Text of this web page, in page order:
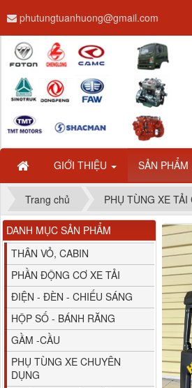
GIỚI THIỆU SẢN PHẨM
phutungtuanhuong@gmail.com
Trang chủ PHỤ TÙNG XE TẢI
DANH MỤC SẢN PHẨM
THÂN VỎ, CABIN
PHẦN ĐỘNG CƠ XE TẢI
ĐIỆN - ĐÈN - CHIẾU SÁNG
HỘP SỐ - BÁNH RĂNG
GẦM -CẦU
PHỤ TÙNG XE CHUYÊN
DỤNG
Dây ga CAMC H08 dài
2.68m
Bình nước phụ
Chenglong hải âu...